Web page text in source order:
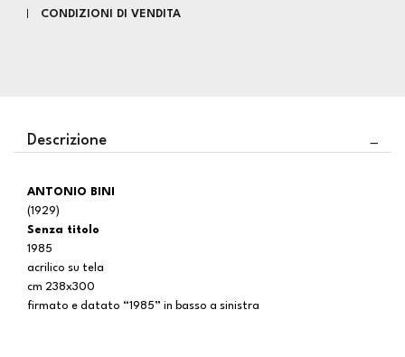
CONDIZIONI DI VENDITA
Descrizione
ANTONIO BINI
(1929)
Senza titolo
1985
acrilico su tela
cm 238x300
firmato e datato “1985” in basso a sinistra